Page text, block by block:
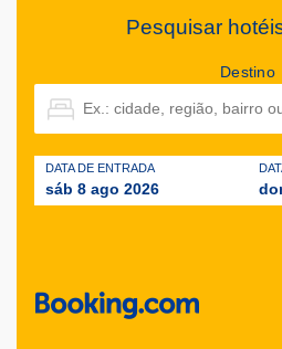
Pesquisar
Destino
DATA DE ENTRADA
sáb 8 ago 2026